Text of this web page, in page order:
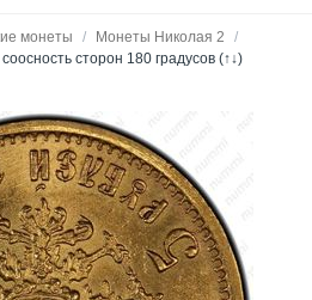
монеты / Монеты Николая 2
/
сторон 180 градусов (↑↓)